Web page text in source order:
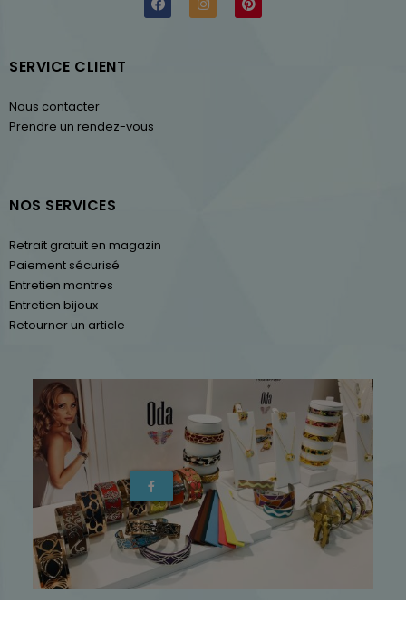
SERVICE CLIENT
Nous contacter
Prendre un rendez-vous
NOS SERVICES
Retrait gratuit en magazin
Paiement sécurisé
Entretien montres
Entretien bijoux
Retourner un article